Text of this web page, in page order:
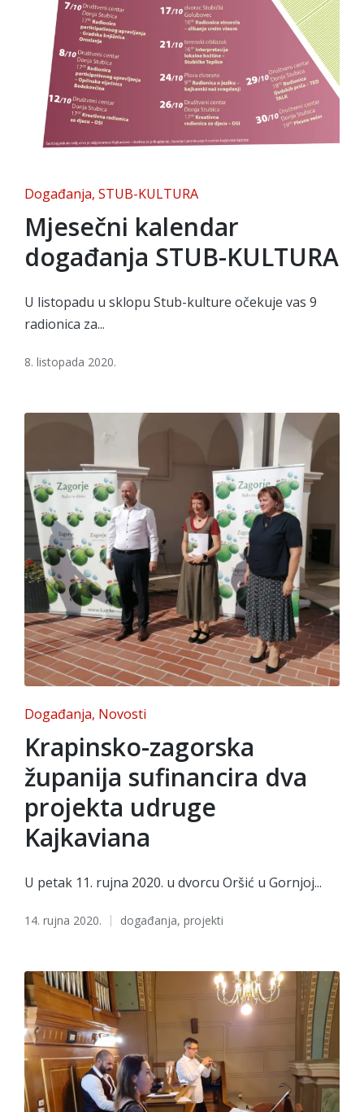
Posted
in
Događanja STUB-KULTURA
Mjesečni kalendar
događanja STUB-KULTURA
U listopadu u sklopu Stub-kulture očekuje vas 9
radionica za...
8. listopada 2020.
Posted
in
Događanja Novosti
Krapinsko-zagorska
županija sufinancira dva
projekta udruge
Kajkaviana
U petak 11. rujna 2020. u dvorcu Oršić u Gornjoj...
14. rujna 2020.
Tags: događanja, projekti